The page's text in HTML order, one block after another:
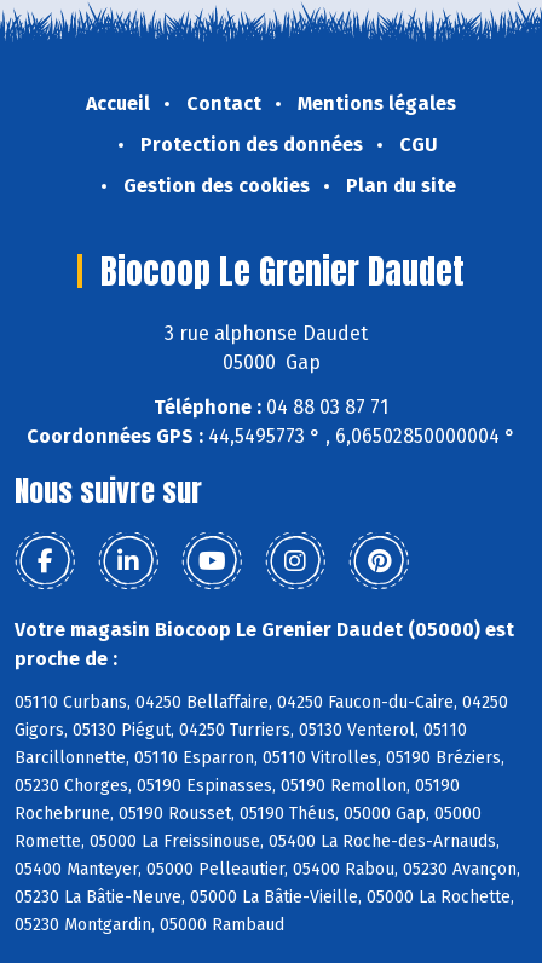
Accueil Contact
Mentions légales
Protection des données
CGU
Gestion des cookies
Plan du site
Biocoop Le Grenier Daudet
3 rue alphonse Daudet
05000 Gap
Téléphone : 04 88 03 87 71
Coordonnées GPS : 44,5495773 ° , 6,06502850000004 °
Nous suivre sur
Votre magasin Biocoop Le Grenier Daudet (05000) est
proche de :
05110 Curbans, 04250 Bellaffaire, 04250 Faucon-du-Caire, 04250
Gigors, 05130 Piégut, 04250 Turriers, 05130 Venterol, 05110
Barcillonnette, 05110 Esparron, 05110 Vitrolles, 05190 Bréziers,
05230 Chorges, 05190 Espinasses, 05190 Remollon, 05190
Rochebrune, 05190 Rousset, 05190 Théus, 05000 Gap, 05000
Romette, 05000 La Freissinouse, 05400 La Roche-des-Arnauds,
05400 Manteyer, 05000 Pelleautier, 05400 Rabou, 05230 Avançon,
05230 La Bâtie-Neuve, 05000 La Bâtie-Vieille, 05000 La Rochette,
05230 Montgardin, 05000 Rambaud